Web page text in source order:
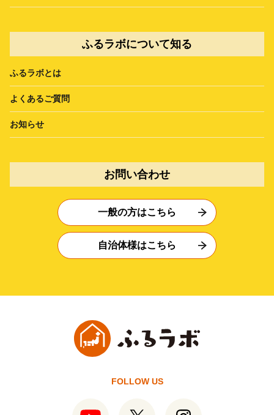
ふるラボについて知る
ふるラボとは
よくあるご質問
お知らせ
お問い合わせ
一般の方はこちら
自治体様はこちら
FOLLOW US